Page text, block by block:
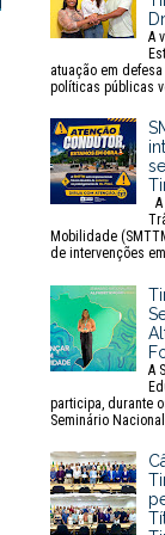
A
atuação em
políticas públicas
Mobilidade
de intervenções
A
participa, durante
Seminário